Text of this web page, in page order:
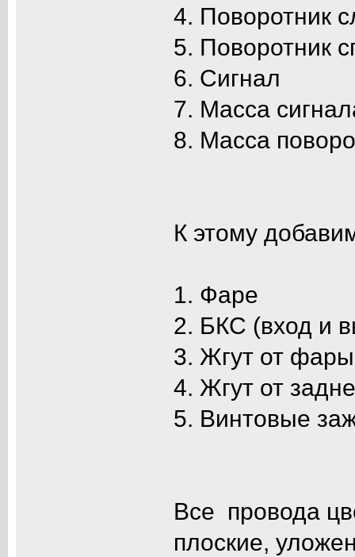
4. Поворотник
5. Поворотник
6. Сигнал
7. Масса
8. Масса
К этому
1. Фаре
2. БКС (вход и
3. Жгут от фары
4. Жгут от
5. Винтовые
Все провода
плоские,